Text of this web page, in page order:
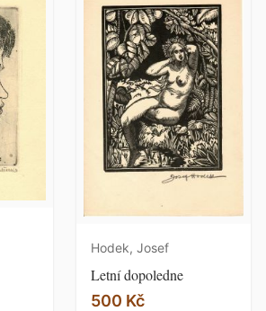
Hodek, Josef
Letní dopoledne
500 Kč